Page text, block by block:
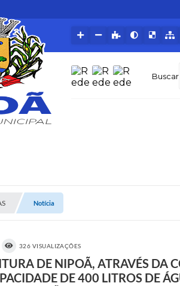
Buscar
Notícia
326 VISUALIZAÇÕES
DE NIPOÃ, ATRAVÉS DA
DE 400 LITROS DE